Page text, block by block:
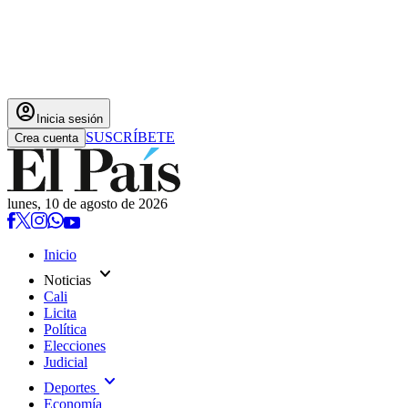
account_circle Inicia sesión
Crea cuenta SUSCRÍBETE
lunes, 10 de agosto de 2026
Inicio
Noticias expand_more
Cali
Licita
Política
Elecciones
Judicial
Deportes expand_more
Economía